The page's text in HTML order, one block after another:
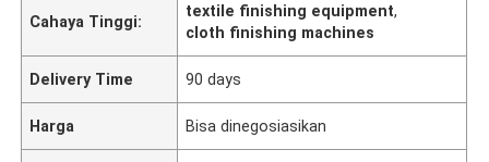
Cahaya Tinggi:
textile finishing equipment,
cloth finishing machines
Delivery Time 90 days
Harga Bisa dinegosiasikan